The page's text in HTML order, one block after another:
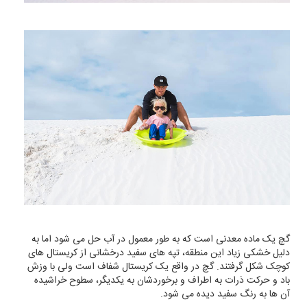
گچ یک ماده معدنی است که به طور معمول در آب حل می شود اما به
دلیل خشکی زیاد این منطقه، تپه های سفید درخشانی از کریستال های
کوچک شکل گرفتند. گچ در واقع یک کریستال شفاف است ولی با وزش
باد و حرکت ذرات به اطراف و برخوردشان به یکدیگر، سطوح خراشیده
آن ها به رنگ سفید دیده می شود.